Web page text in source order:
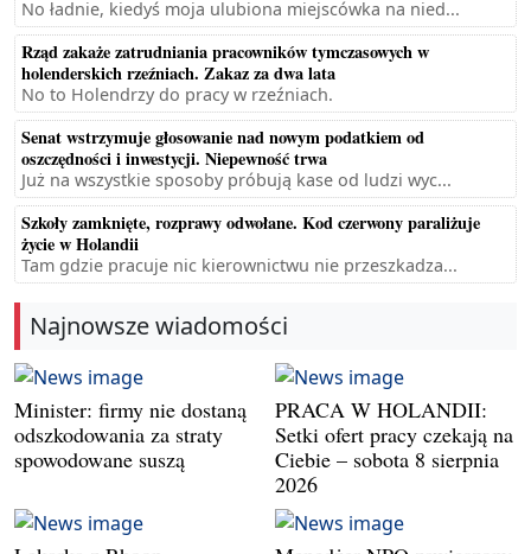
No ładnie, kiedyś moja ulubiona miejscówka na nied...
Rząd zakaże zatrudniania pracowników tymczasowych w
holenderskich rzeźniach. Zakaz za dwa lata
No to Holendrzy do pracy w rzeźniach.
Senat wstrzymuje głosowanie nad nowym podatkiem od
oszczędności i inwestycji. Niepewność trwa
Już na wszystkie sposoby próbują kase od ludzi wyc...
Szkoły zamknięte, rozprawy odwołane. Kod czerwony paraliżuje
życie w Holandii
Tam gdzie pracuje nic kierownictwu nie przeszkadza...
Najnowsze wiadomości
Minister: firmy nie dostaną
odszkodowania za straty
spowodowane suszą
PRACA W HOLANDII:
Setki ofert pracy czekają na
Ciebie – sobota 8 sierpnia
2026